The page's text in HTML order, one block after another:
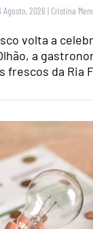
Agosto, 2026 | Cristina
volta a
a
frescos da Ria